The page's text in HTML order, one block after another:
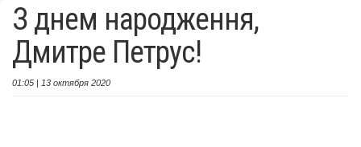
З днем народження,
Дмитре Петрус!
01:05 | 13 октября 2020